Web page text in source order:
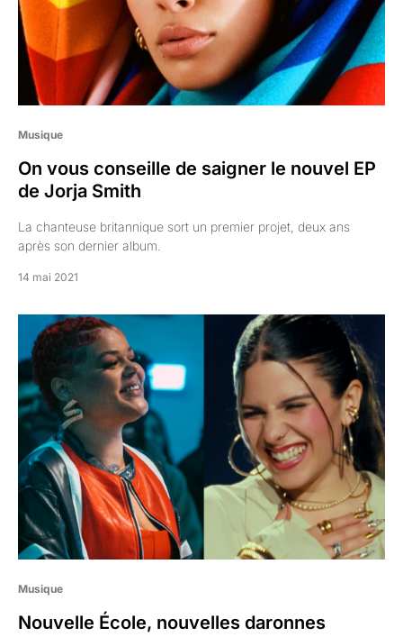
Musique
On vous conseille de saigner le nouvel EP
de Jorja Smith
La chanteuse britannique sort un premier projet, deux ans
après son dernier album.
14 mai 2021
Musique
Nouvelle École, nouvelles daronnes